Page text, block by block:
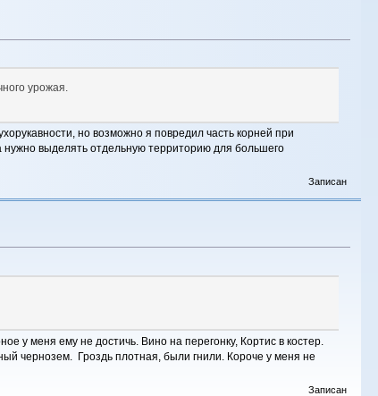
урожая.
но возможно я повредил часть корней при
нужно выделять отдельную территорию для большего
Записан
у меня ему не достичь. Вино на перегонку, Кортис в костер.
чернозем. Гроздь плотная, были гнили. Короче у меня не
Записан